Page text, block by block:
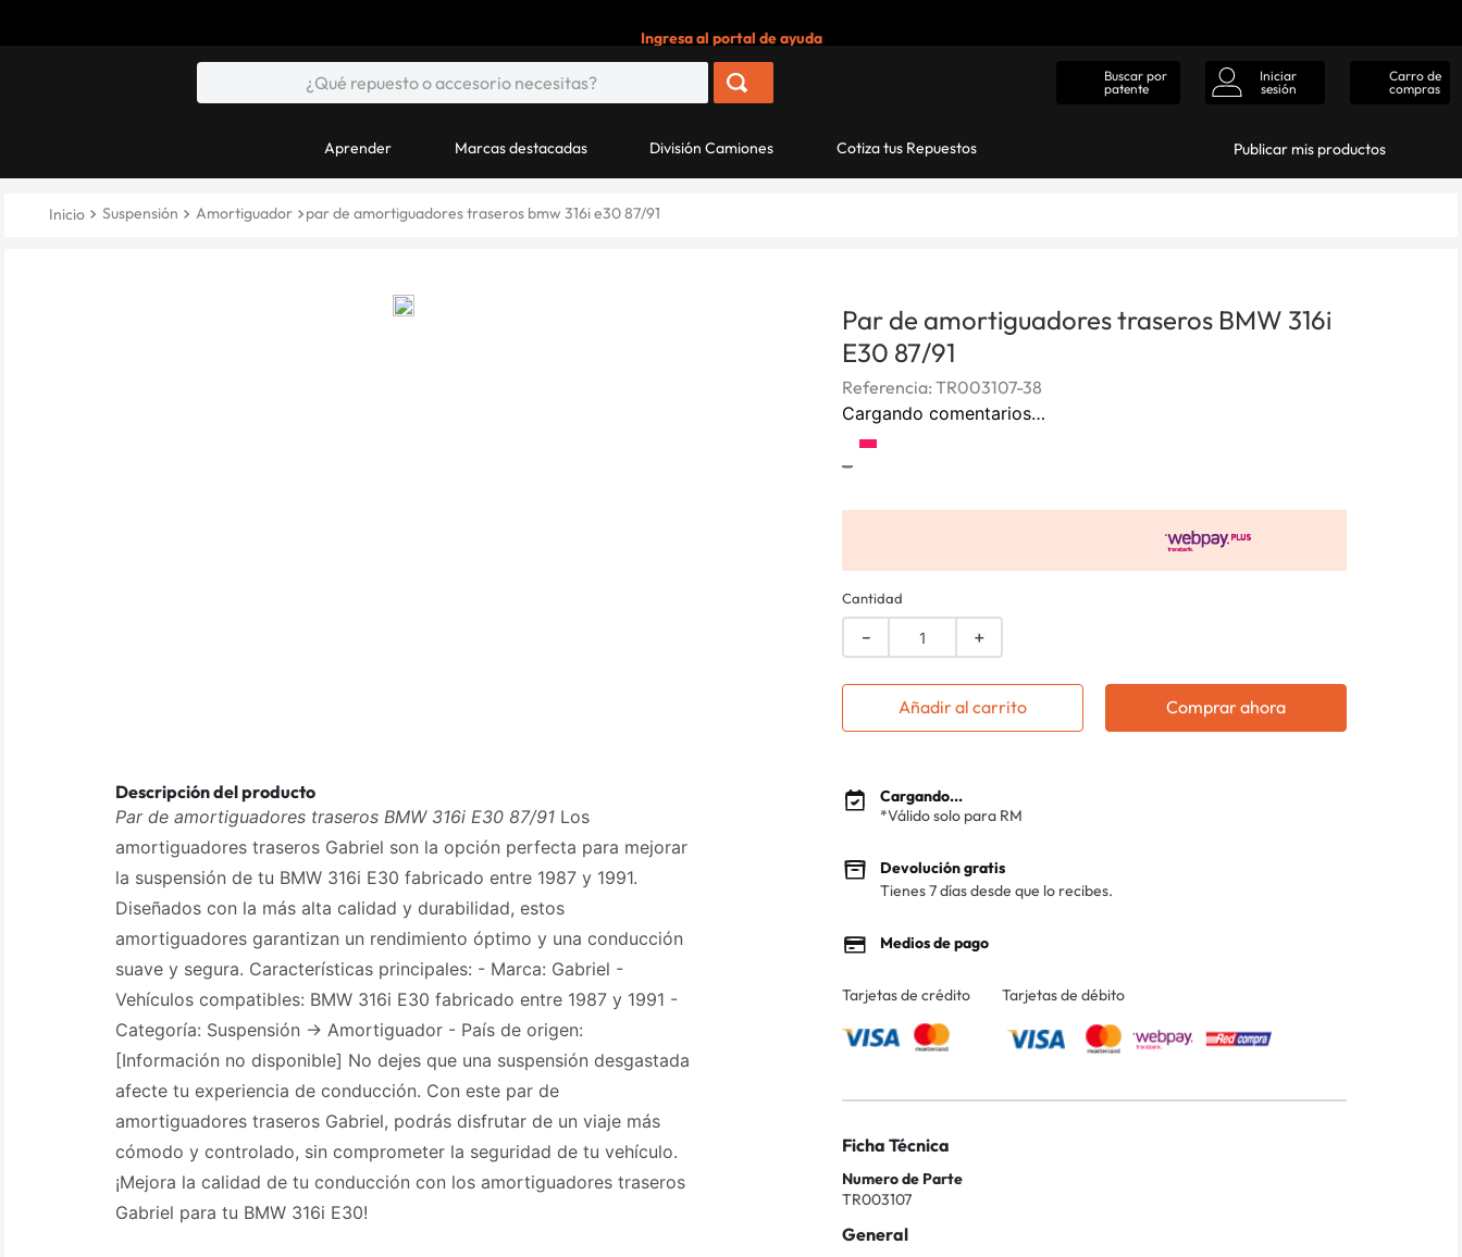
Ingresa al portal de ayuda
Buscar por
patente
Iniciar
sesión
Carro de
compras
Aprender Marcas destacadas División Camiones Cotiza tus Repuestos Publicar mis productos
Suspensión Amortiguador par de amortiguadores traseros bmw 316i e30 87/91
Descripción del producto
Par de amortiguadores traseros BMW 316i E30 87/91 Los
amortiguadores traseros Gabriel son la opción perfecta para mejorar
la suspensión de tu BMW 316i E30 fabricado entre 1987 y 1991.
Diseñados con la más alta calidad y durabilidad, estos
amortiguadores garantizan un rendimiento óptimo y una conducción
suave y segura. Características principales: - Marca: Gabriel -
Vehículos compatibles: BMW 316i E30 fabricado entre 1987 y 1991 -
Categoría: Suspensión -> Amortiguador - País de origen:
[Información no disponible] No dejes que una suspensión desgastada
afecte tu experiencia de conducción. Con este par de
amortiguadores traseros Gabriel, podrás disfrutar de un viaje más
cómodo y controlado, sin comprometer la seguridad de tu vehículo.
¡Mejora la calidad de tu conducción con los amortiguadores traseros
Gabriel para tu BMW 316i E30!
Par de amortiguadores traseros BMW 316i
E30 87/91
Referencia: TR003107-38
Cargando comentarios…
-
Cantidad
＋
－
Añadir al carrito Comprar ahora
Cargando...
*Válido solo para RM
Devolución gratis
Tienes 7 días desde que lo recibes.
Medios de pago
Tarjetas de crédito Tarjetas de débito
Ficha Técnica
Numero de Parte
TR003107
General